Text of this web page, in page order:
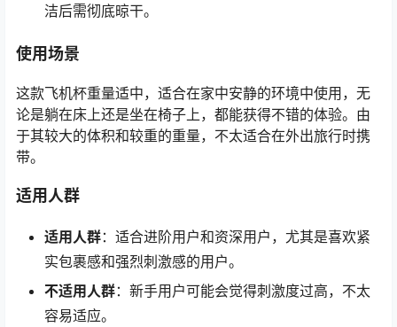
洁后需彻底晾干。
使用场景
这款飞机杯重量适中，适合在家中安静的环境中使用，无
论是躺在床上还是坐在椅子上，都能获得不错的体验。由
于其较大的体积和较重的重量，不太适合在外出旅行时携
带。
适用人群
适用人群：适合进阶用户和资深用户，尤其是喜欢紧
实包裹感和强烈刺激感的用户。
不适用人群：新手用户可能会觉得刺激度过高，不太
容易适应。